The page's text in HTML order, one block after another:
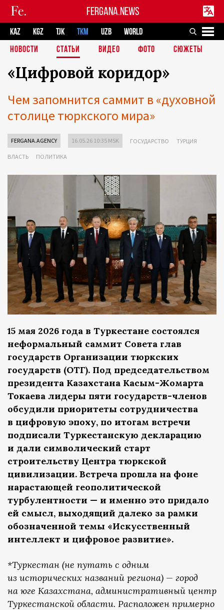
FERGANA.NEWS
KAZ KGZ TJK TKM UZB
WORLD
НОВОСТИ
СТАТЬИ ВИДЕО ФОТО СЮЖЕТЫ
«Цифровой коридор»
Чем запомнится саммит в «духовной
столице тюркского мира»
FERGANA.AGENCY 16.05.26 10:35 MSK ГОСУДАРСТВО ТУРЦИЯ
ВЛАСТЬ ПОЛИТИКА
15 мая 2026 года в Туркестане состоялся
неформальный саммит Совета глав
государств Организации тюркских
государств (ОТГ). Под председательством
президента Казахстана Касым-Жомарта
Токаева лидеры пяти государств-членов
обсудили приоритеты сотрудничества
в цифровую эпоху, по итогам встречи
подписали Туркестанскую декларацию
и дали символический старт
строительству Центра тюркской
цивилизации. Встреча прошла на фоне
нарастающей геополитической
турбулентности — и именно это придало
ей смысл, выходящий далеко за рамки
обозначенной темы «Искусственный
интеллект и цифровое развитие».
*Туркестан (не путать с одним
из исторических названий региона) — город
на юге Казахстана, административный центр
Туркестанской области. Расположен примерно